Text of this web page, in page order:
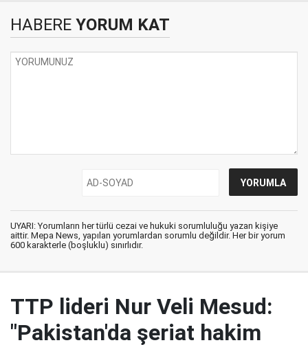
HABERE YORUM KAT
UYARI: Yorumların her türlü cezai ve hukuki sorumluluğu yazan kişiye
aittir. Mepa News, yapılan yorumlardan sorumlu değildir. Her bir yorum
600 karakterle (boşluklu) sınırlıdır.
TTP lideri Nur Veli Mesud:
"Pakistan'da şeriat hakim